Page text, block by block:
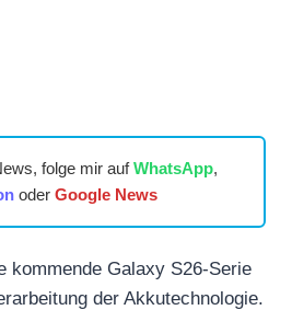
folge mir aufWhatsApp,
oder Google News
kommende Galaxy S26-Serie
der Akkutechnologie.